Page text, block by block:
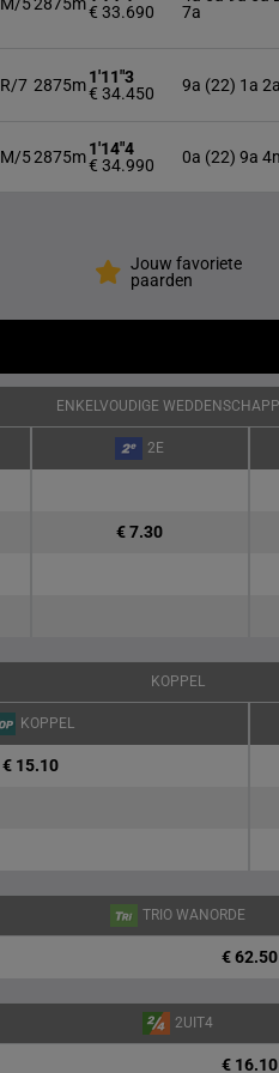
€ 33.690
7a
R/7 2875m1'11"3
€ 34.450
9a (22) 1a
M/52875m1'14"4
€ 34.990
0a (22) 9a
Jouw favoriete
paarden
ENKELVOUDIGE
2E
€ 7.30
KOPPEL
KOPPEL
€ 15.10
TRIO WANORDE
€ 62.50
2UIT4
€ 16.10